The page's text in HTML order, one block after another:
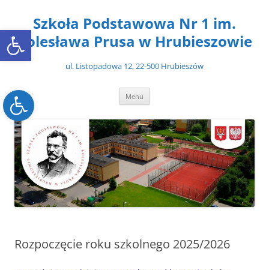
Open toolbar
Open toolbar
treściSzkoła Podstawowa Nr 1 im.
Bolesława Prusa w Hrubieszowie
ul. Listopadowa 12, 22-500 Hrubieszów
Menu
Rozpoczęcie roku szkolnego 2025/2026